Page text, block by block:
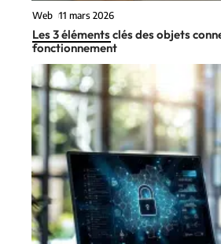
Web 11 mars 2026
Les 3 éléments clés des objets
fonctionnement